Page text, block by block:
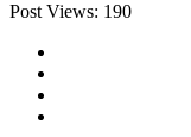
Post Views: 190